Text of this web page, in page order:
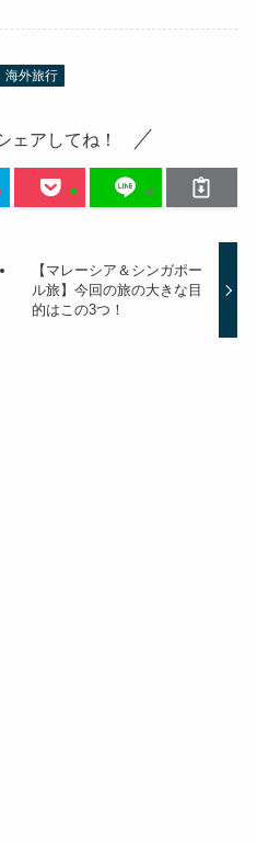
海外旅行
ェアしてね！
【マレーシア＆シンガポー
ル旅】今回の旅の大きな目
的はこの3つ！